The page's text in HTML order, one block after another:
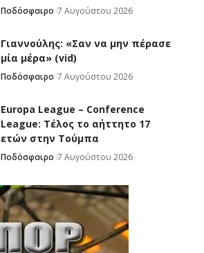
Ποδόσφαιρο 7 Αυγούστου 2026
Γιαννούλης: «Σαν να μην πέρασε
μία μέρα» (vid)
Ποδόσφαιρο 7 Αυγούστου 2026
Europa League – Conference
League: Τέλος το αήττητο 17
ετών στην Τούμπα
Ποδόσφαιρο 7 Αυγούστου 2026